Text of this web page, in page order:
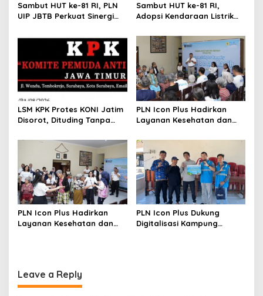
Sambut HUT ke-81 RI, PLN
UIP JBTB Perkuat Sinergi
Nasional Baluran
Sambut HUT ke-81 RI,
Adopsi Kendaraan Listrik
Baru Gunakan Home
Charging Services PLN
LSM KPK Protes KONI Jatim
Disorot, Dituding Tanpa
PLN Icon Plus Hadirkan
Layanan Kesehatan dan
di Rumah Belas Kasih
PLN Icon Plus Hadirkan
Layanan Kesehatan dan
PLN Icon Plus Dukung
Digitalisasi Kampung
Leave a Reply